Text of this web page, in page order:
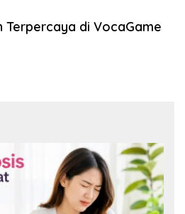
Terpercaya di VocaGame